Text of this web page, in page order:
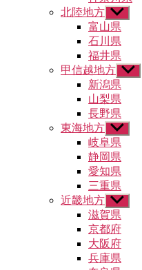
北陸地方 サ
ブ
メ
ニ
ュ
ー
を
表
示
富山県
石川県
福井県
甲信越地方 サ
ュ
ー
を
表
新潟県
山梨県
長野県
東海地方 サ
ブ
メ
ニ
ュ
ー
を
表
示
岐阜県
静岡県
愛知県
三重県
近畿地方 サ
ブ
メ
ニ
ュ
ー
滋賀県
京都府
大阪府
兵庫県